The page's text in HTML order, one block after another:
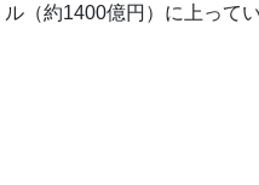
ル（約1400億円）に上ってい